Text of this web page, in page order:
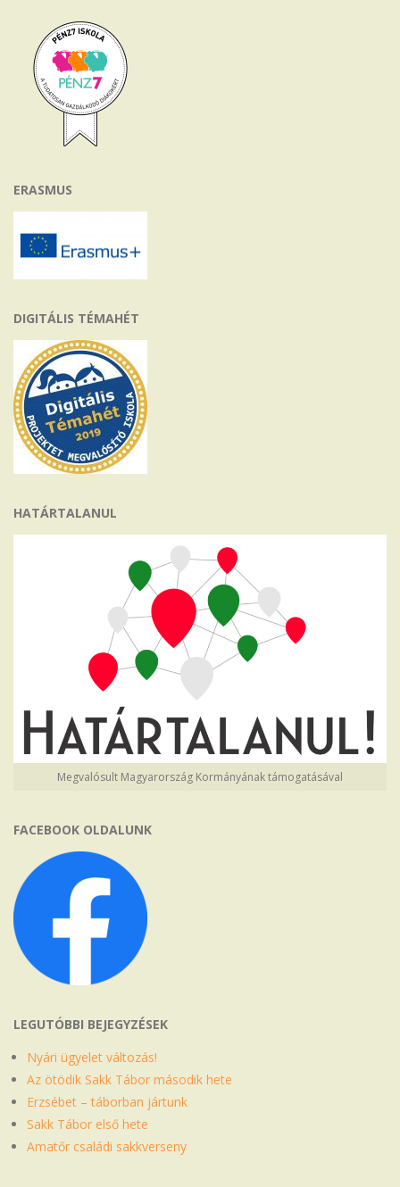
ERASMUS
DIGITÁLIS TÉMAHÉT
HATÁRTALANUL
Megvalósult Magyarország Kormányának támogatásával
FACEBOOK OLDALUNK
LEGUTÓBBI BEJEGYZÉSEK
Nyári ügyelet változás!
Az ötödik Sakk Tábor második hete
Erzsébet – táborban jártunk
Sakk Tábor első hete
Amatőr családi sakkverseny